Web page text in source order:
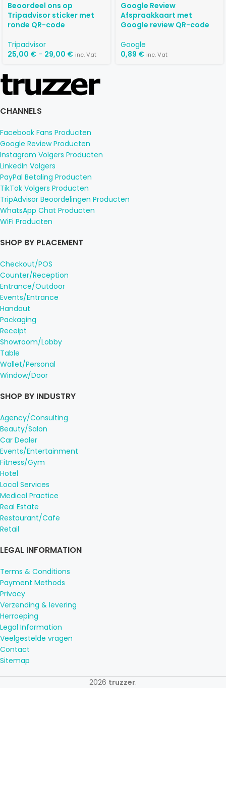
Beoordeel ons op
Tripadvisor sticker met
ronde QR-code
Tripadvisor
25,00 € - 29,00 € inc. Vat
Google Review
Afspraakkaart met
Google review QR-code
Google
0,89 € inc. Vat
CHANNELS
Facebook Fans Producten
Google Review Producten
Instagram Volgers Producten
LinkedIn Volgers
PayPal Betaling Producten
TikTok Volgers Producten
TripAdvisor Beoordelingen Producten
WhatsApp Chat Producten
WiFi Producten
SHOP BY PLACEMENT
Checkout/POS
Counter/Reception
Entrance/Outdoor
Events/Entrance
Handout
Packaging
Receipt
Showroom/Lobby
Table
Wallet/Personal
Window/Door
SHOP BY INDUSTRY
Agency/Consulting
Beauty/Salon
Car Dealer
Events/Entertainment
Fitness/Gym
Hotel
Local Services
Medical Practice
Real Estate
Restaurant/Cafe
Retail
LEGAL INFORMATION
Terms & Conditions
Payment Methods
Privacy
Verzending & levering
Herroeping
Legal Information
Veelgestelde vragen
Contact
Sitemap
2026 truzzer.